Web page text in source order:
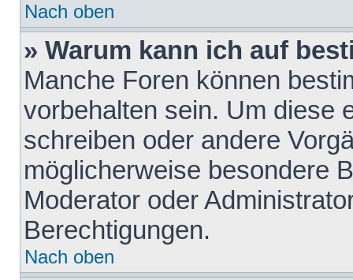
Nach oben
» Warum kann ich auf
Manche Foren können
vorbehalten sein. Um diese
schreiben oder andere
möglicherweise besondere
Moderator oder
Berechtigungen.
Nach oben